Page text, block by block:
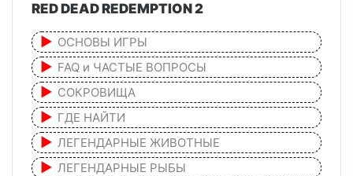
RED DEAD REDEMPTION 2
ОСНОВЫ ИГРЫ
FAQ и ЧАСТЫЕ ВОПРОСЫ
СОКРОВИЩА
ГДЕ НАЙТИ
ЛЕГЕНДАРНЫЕ ЖИВОТНЫЕ
ЛЕГЕНДАРНЫЕ РЫБЫ